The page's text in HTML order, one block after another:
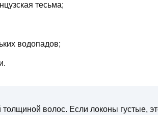
тесьма;
водопадов;
волос. Если локоны густые,